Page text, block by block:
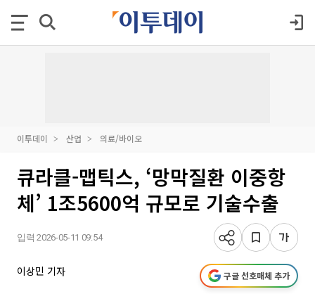
이투데이 산업 의료/바이오
큐라클-맵틱스, ‘망막질환 이중항
체’ 1조5600억 규모로 기술수출
입력 2026-05-11 09:54
이상민 기자 구글 선호매체 추가